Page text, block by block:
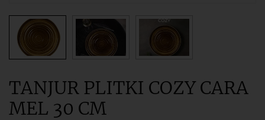
TANJUR PLITKI COZY CARA
MEL 30 CM